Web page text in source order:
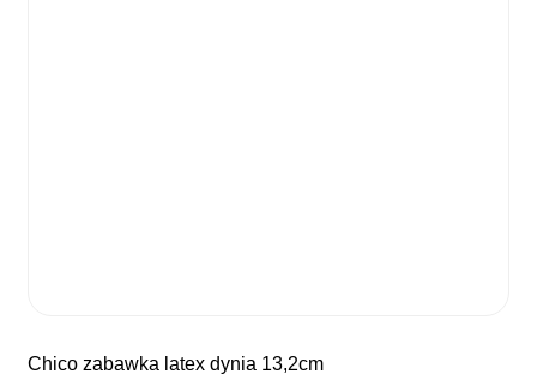
chico zabawka latex dynia 13,2cm